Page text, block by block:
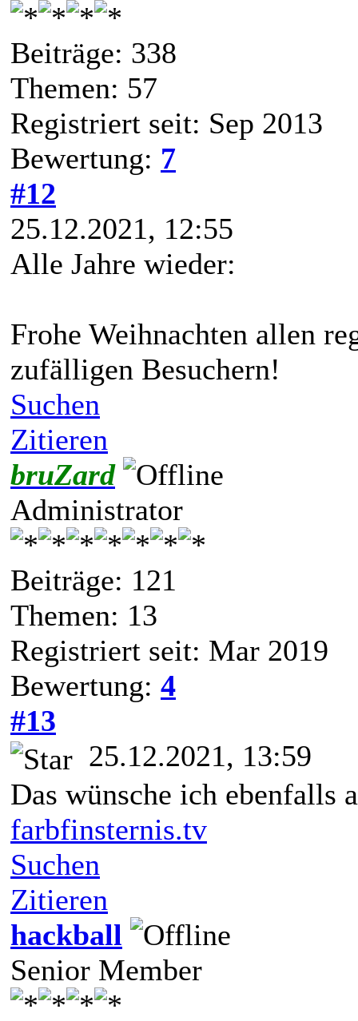
Beiträge: 338
Themen: 57
Registriert seit: Sep 2013
Bewertung: 7
#12
25.12.2021, 12:55
Alle Jahre wieder:
Frohe Weihnachten allen
zufälligen Besuchern!
Suchen
Zitieren
bruZard
Administrator
Beiträge: 121
Themen: 13
Registriert seit: Mar 2019
Bewertung: 4
#13
25.12.2021, 13:59
Das wünsche ich ebenfalls
farbfinsternis.tv
Suchen
Zitieren
hackball
Senior Member